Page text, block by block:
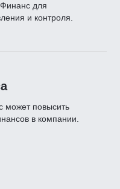
для
и контроля.
может повысить
в компании.